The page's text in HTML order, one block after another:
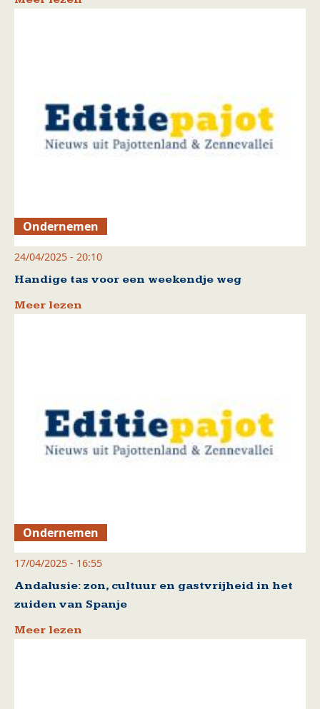
Ondernemen
24/04/2025 - 20:10
Handige tas voor een weekendje weg
Meer lezen
Ondernemen
17/04/2025 - 16:55
Andalusie: zon, cultuur en gastvrijheid in het
zuiden van Spanje
Meer lezen